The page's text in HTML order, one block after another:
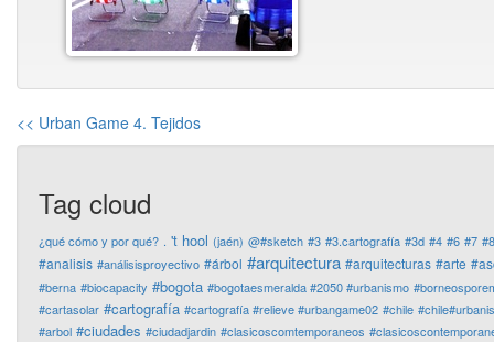
<< Urban Game 4. Tejidos
Tag cloud
¿qué cómo y por qué? . 't hool (jaén) @#sketch #3 #3.cartografía #3d #4 #6 #7 #8
#analisis #análisisproyectivo #árbol #arquitectura #arquitecturas #arte
#berna #biocapacity #bogota #bogotaesmeralda #2050 #urbanismo
#cartasolar #cartografía #cartografía #relieve #urbangame02 #chile
#arbol #ciudades #ciudadjardin #clasicoscomtemporaneos